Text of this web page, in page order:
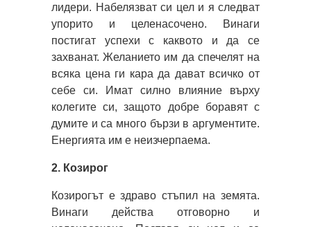
лидери. Набелязват си цел и я следват
упорито и целенасочено. Винаги
постигат успехи с каквото и да се
захванат. Желанието им да спечелят на
всяка цена ги кара да дават всичко от
себе си. Имат силно влияние върху
колегите си, защото добре боравят с
думите и са много бързи в аргументите.
Енергията им е неизчерпаема.
2. Козирог
Козирогът е здраво стъпил на земята.
Винаги действа отговорно и